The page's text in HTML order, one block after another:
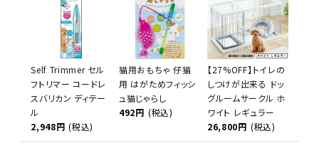
Self Trimmer セル
フトリマー コードレ
スバリカン ディテー
ル
2,948円 (税込)
猫用おもちゃ 仔猫
用 はがためフィッシ
ュ猫じゃらし
492円 (税込)
【27%OFF】トイレの
しつけが出来る ドッ
グルームサークル ホ
ワイト レギュラー
26,800円 (税込)